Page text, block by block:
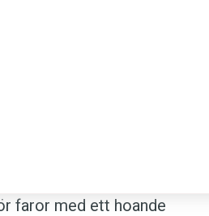
faror med ett hoande